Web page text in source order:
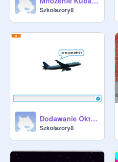
Szkolazory8
Dodawanie Oktawian Skowron
Szkolazory8